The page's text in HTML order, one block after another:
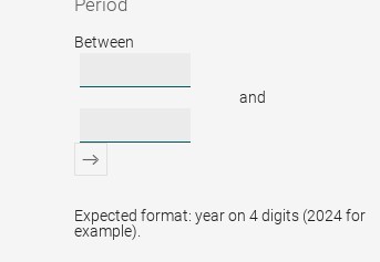
Period
Period
Between
and
Expected format: year on 4 digits (2024 for
example).